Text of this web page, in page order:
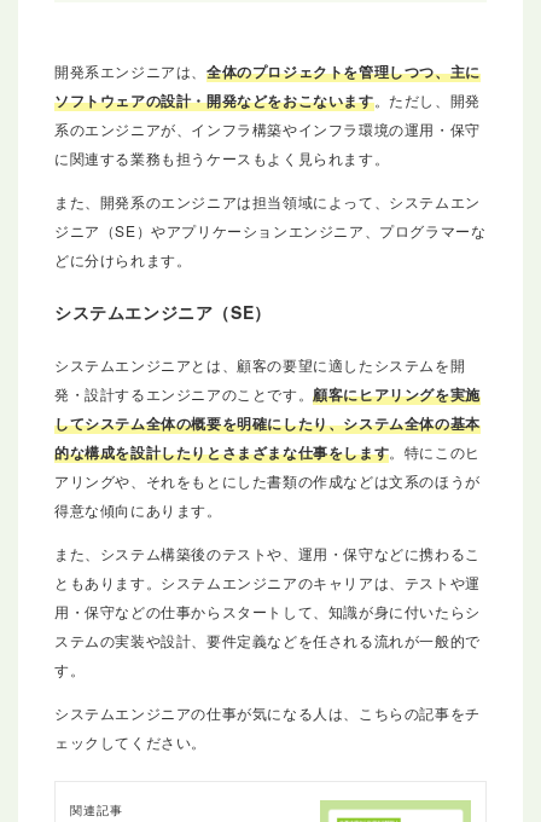
開発系エンジニアは、 全体のプロジェクトを管理しつつ、主に
ソフトウェアの設計・開発などをおこないます。ただし、開発
系のエンジニアが、インフラ構築やインフラ環境の運用・保守
に関連する業務も担うケースもよく見られます。
また、開発系のエンジニアは担当領域によって、システムエン
ジニア（SE）やアプリケーションエンジニア、プログラマーな
どに分けられます。
システムエンジニア（SE）
システムエンジニアとは、顧客の要望に適したシステムを開
発・設計するエンジニアのことです。顧客にヒアリングを実施
してシステム全体の概要を明確にしたり、システム全体の基本
的な構成を設計したりとさまざまな仕事をします。特にこのヒ
アリングや、それをもとにした書類の作成などは文系のほうが
得意な傾向にあります。
また、システム構築後のテストや、運用・保守などに携わるこ
ともあります。システムエンジニアのキャリアは、テストや運
用・保守などの仕事からスタートして、知識が身に付いたらシ
ステムの実装や設計、要件定義などを任される流れが一般的で
す。
システムエンジニアの仕事が気になる人は、こちらの記事をチ
ェックしてください。
関連記事